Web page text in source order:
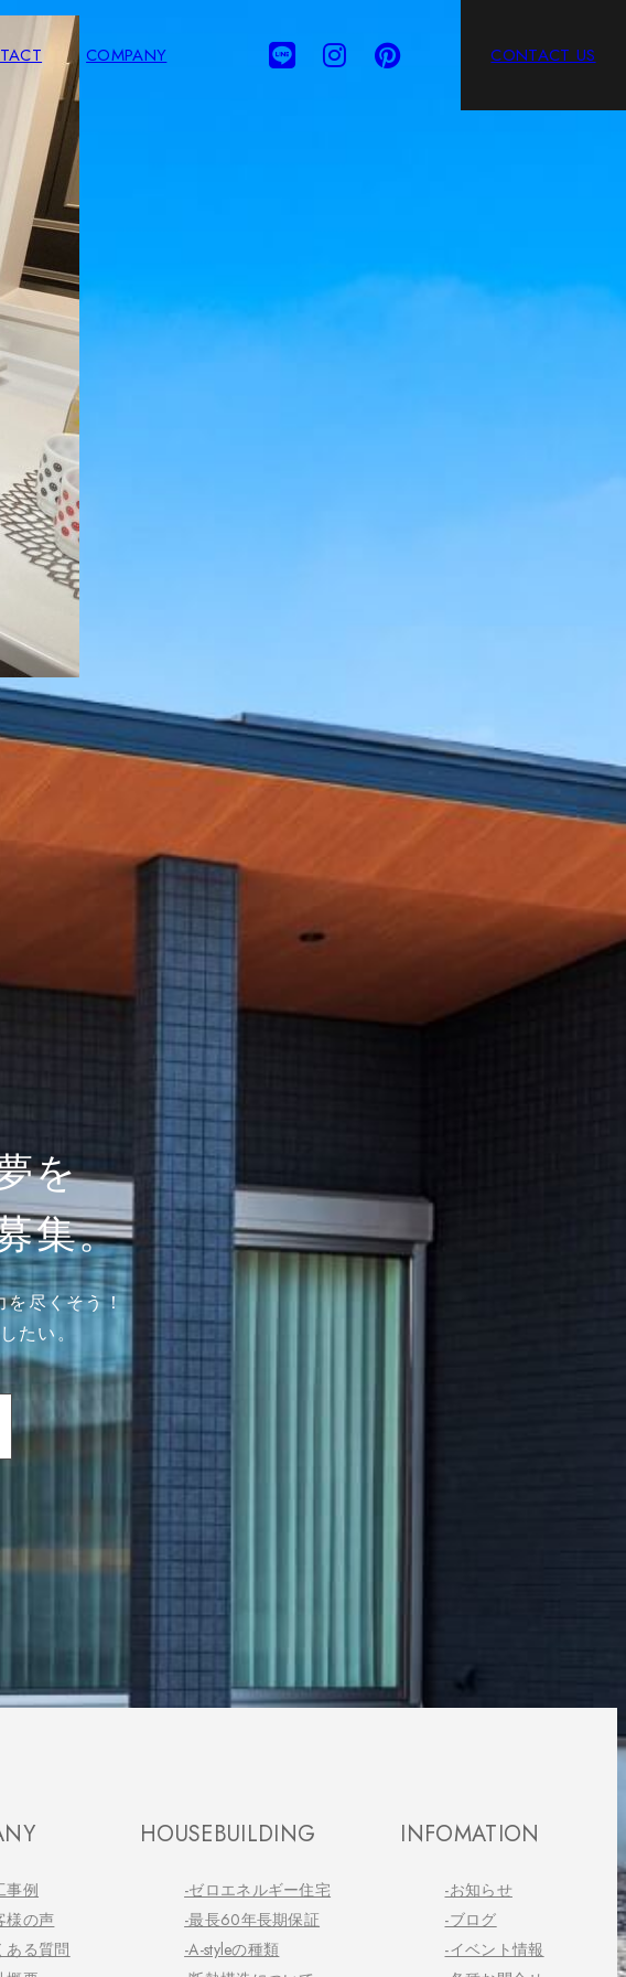
COMPANY CONTACT US
を
集。
を尽くそう！
たい。
事例
様の声
ある質問
HOUSEBUILDING
-ゼロエネルギー住宅
-最長60年長期保証
-A-styleの種類
INFOMATION
-お知らせ
-ブログ
-イベント情報